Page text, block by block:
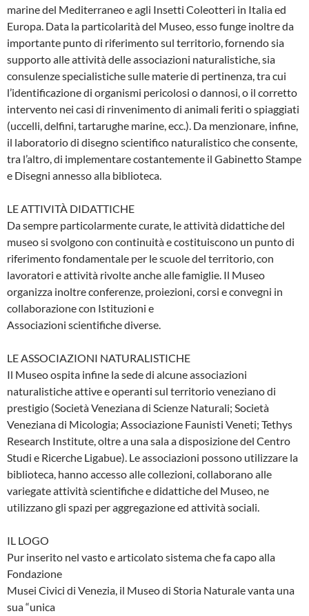
marine del Mediterraneo e agli Insetti Coleotteri in Italia ed
Europa. Data la particolarità del Museo, esso funge inoltre da
importante punto di riferimento sul territorio, fornendo sia
supporto alle attività delle associazioni naturalistiche, sia
consulenze specialistiche sulle materie di pertinenza, tra cui
l’identificazione di organismi pericolosi o dannosi, o il corretto
intervento nei casi di rinvenimento di animali feriti o spiaggiati
(uccelli, delfini, tartarughe marine, ecc.). Da menzionare, infine,
il laboratorio di disegno scientifico naturalistico che consente,
tra l’altro, di implementare costantemente il Gabinetto Stampe
e Disegni annesso alla biblioteca.
LE ATTIVITÀ DIDATTICHE
Da sempre particolarmente curate, le attività didattiche del
museo si svolgono con continuità e costituiscono un punto di
riferimento fondamentale per le scuole del territorio, con
lavoratori e attività rivolte anche alle famiglie. Il Museo
organizza inoltre conferenze, proiezioni, corsi e convegni in
collaborazione con Istituzioni e
Associazioni scientifiche diverse.
LE ASSOCIAZIONI NATURALISTICHE
Il Museo ospita infine la sede di alcune associazioni
naturalistiche attive e operanti sul territorio veneziano di
prestigio (Società Veneziana di Scienze Naturali; Società
Veneziana di Micologia; Associazione Faunisti Veneti; Tethys
Research Institute, oltre a una sala a disposizione del Centro
Studi e Ricerche Ligabue). Le associazioni possono utilizzare la
biblioteca, hanno accesso alle collezioni, collaborano alle
variegate attività scientifiche e didattiche del Museo, ne
utilizzano gli spazi per aggregazione ed attività sociali.
IL LOGO
Pur inserito nel vasto e articolato sistema che fa capo alla
Fondazione
Musei Civici di Venezia, il Museo di Storia Naturale vanta una
sua “unica